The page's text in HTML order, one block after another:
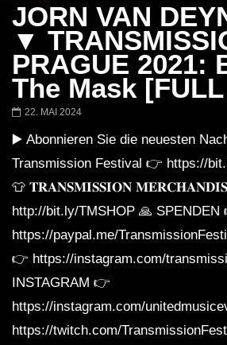
Barbara Lago @ Kappa
FuturFestival 2024
JORN VAN
▼
PRAGUE 2021:
The Mask
22. MAI 2024
▶️ Abonnieren Sie die neuesten
Transmission Festival 👉 https://
👕 𝐓𝐑𝐀𝐍𝐒𝐌𝐈𝐒𝐒𝐈𝐎𝐍
http://bit.ly/TMSHOP 🙏 SPENDEN
https://paypal.me/
👉 https://instagram.com/
INSTAGRAM 👉
https://instagram.com/
https://twitch.com/